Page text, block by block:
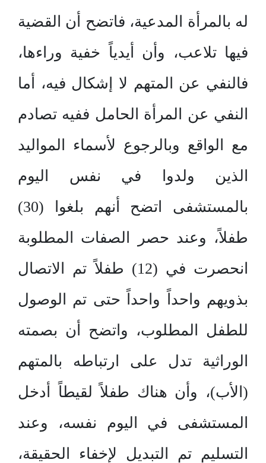
له بالمرأة المدعية، فاتضح أن القضية
فيها تلاعب، وأن أيدياً خفية وراءها،
فالنفي عن المتهم لا إشكال فيه، أما
النفي عن المرأة الحامل ففيه تصادم
مع الواقع وبالرجوع لأسماء المواليد
الذين ولدوا في نفس اليوم
بالمستشفى اتضح أنهم بلغوا (30)
طفلاً، وعند حصر الصفات المطلوبة
انحصرت في (12) طفلاً تم الاتصال
بذويهم واحداً واحداً حتى تم الوصول
للطفل المطلوب، واتضح أن بصمته
الوراثية تدل على ارتباطه بالمتهم
(الأب)، وأن هناك طفلاً لقيطاً أدخل
المستشفى في اليوم نفسه، وعند
التسليم تم التبديل لإخفاء الحقيقة،